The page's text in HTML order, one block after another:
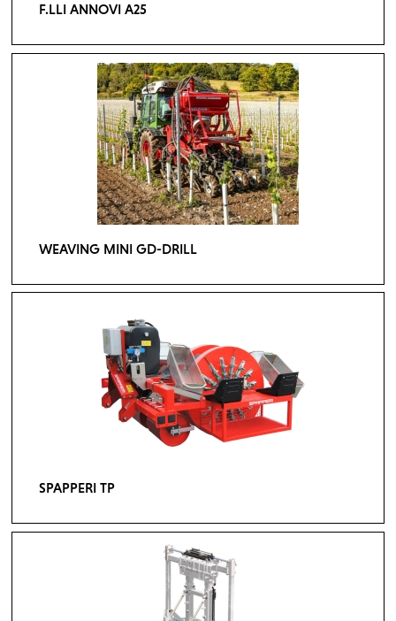
F.LLI ANNOVI A25
WEAVING MINI GD-DRILL
SPAPPERI TP